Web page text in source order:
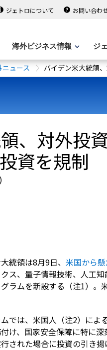
ジェトロについて お問い合わ
海外ビジネス情報 ジ
ュース バイデン米大統領
、対外投
資を規制
統領は8月9日、 米国から
ス、量子情報技術、人工
ラムを新設する（注1）
では、米国人（注2）に
け、国家安全保障に特に
された場合に投資の引き揚